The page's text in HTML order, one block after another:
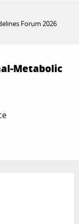
Forum 2026
Metabolic